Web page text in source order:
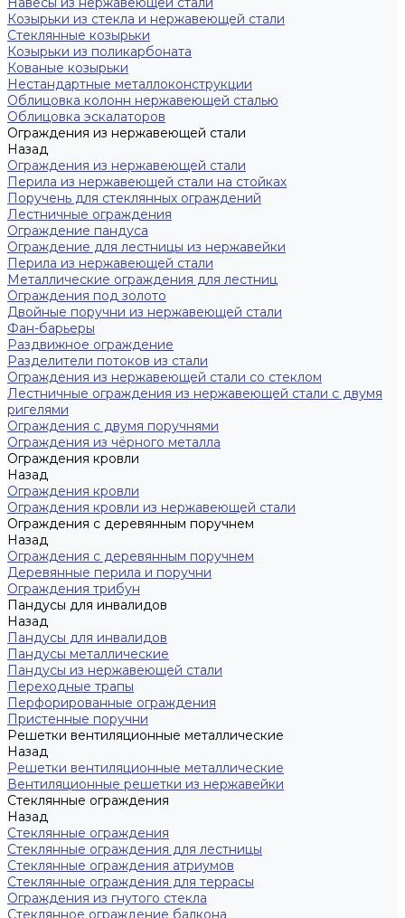
Козырьки из стекла и нержавеющей стали
Стеклянные козырьки
Козырьки из поликарбоната
Кованые козырьки
Нестандартные металлоконструкции
Облицовка колонн нержавеющей сталью
Облицовка эскалаторов
Ограждения из нержавеющей стали
Назад
Ограждения из нержавеющей стали
Перила из нержавеющей стали на стойках
Поручень для стеклянных ограждений
Лестничные ограждения
Ограждение пандуса
Ограждение для лестницы из нержавейки
Перила из нержавеющей стали
Металлические ограждения для лестниц
Ограждения под золото
Двойные поручни из нержавеющей стали
Фан-барьеры
Раздвижное ограждение
Разделители потоков из стали
Ограждения из нержавеющей стали со стеклом
Лестничные ограждения из нержавеющей стали с двумя
ригелями
Ограждения с двумя поручнями
Ограждения из чёрного металла
Ограждения кровли
Назад
Ограждения кровли
Ограждения кровли из нержавеющей стали
Ограждения с деревянным поручнем
Назад
Ограждения с деревянным поручнем
Деревянные перила и поручни
Ограждения трибун
Пандусы для инвалидов
Назад
Пандусы для инвалидов
Пандусы металлические
Пандусы из нержавеющей стали
Переходные трапы
Перфорированные ограждения
Пристенные поручни
Решетки вентиляционные металлические
Назад
Решетки вентиляционные металлические
Вентиляционные решетки из нержавейки
Стеклянные ограждения
Назад
Стеклянные ограждения
Стеклянные ограждения для лестницы
Стеклянные ограждения атриумов
Cтеклянные ограждения для террасы
Ограждения из гнутого стекла
Стеклянное ограждение балкона